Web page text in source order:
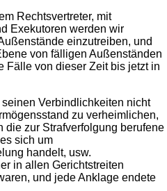
Rechtsvertreter, mit
Exekutoren werden wir
einzutreiben, und
von fälligen Außenständen
Fälle von dieser Zeit bis jetzt in
Verbindlichkeiten nicht
zu verheimlichen,
die zur Strafverfolgung berufene
sich um
handelt, usw.
in allen Gerichtstreiten
und jede Anklage endete